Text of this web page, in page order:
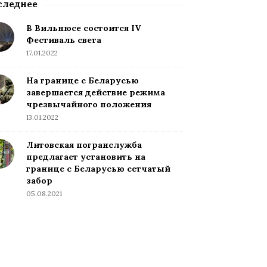
В Вильнюсе состоится IV
Фестиваль света
17.01.2022
На границе с Беларусью
завершается действие режима
чрезвычайного положения
13.01.2022
Литовская погранслужба
предлагает установить на
границе с Беларусью сетчатый
забор
05.08.2021